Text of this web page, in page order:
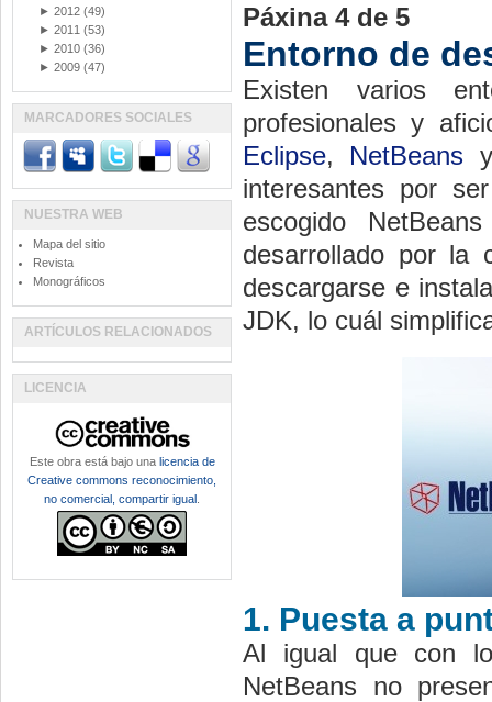
Páxina 4 de 5
Entorno de
Existen varios
profesionales y
Eclipse, NetBeans
interesantes por
escogido
desarrollado por la
descargarse e
JDK, lo cuál
1. Puesta a
Al igual que con
NetBeans no
► 2012 (49)
► 2011 (53)
► 2010 (36)
► 2009 (47)
MARCADORES SOCIALES
NUESTRA WEB
Mapa del sitio
Revista
Monográficos
ARTÍCULOS RELACIONADOS
LICENCIA
Este obra está bajo una licencia de
Creative commons reconocimiento,
no comercial, compartir igual